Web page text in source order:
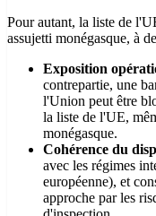
Pour autant, la liste de
assujetti monégasque, à
Exposition
contrepartie, une
l'Union peut être
la liste de l'UE,
monégasque.
Cohérence du
avec les régimes
européenne), et
approche par les